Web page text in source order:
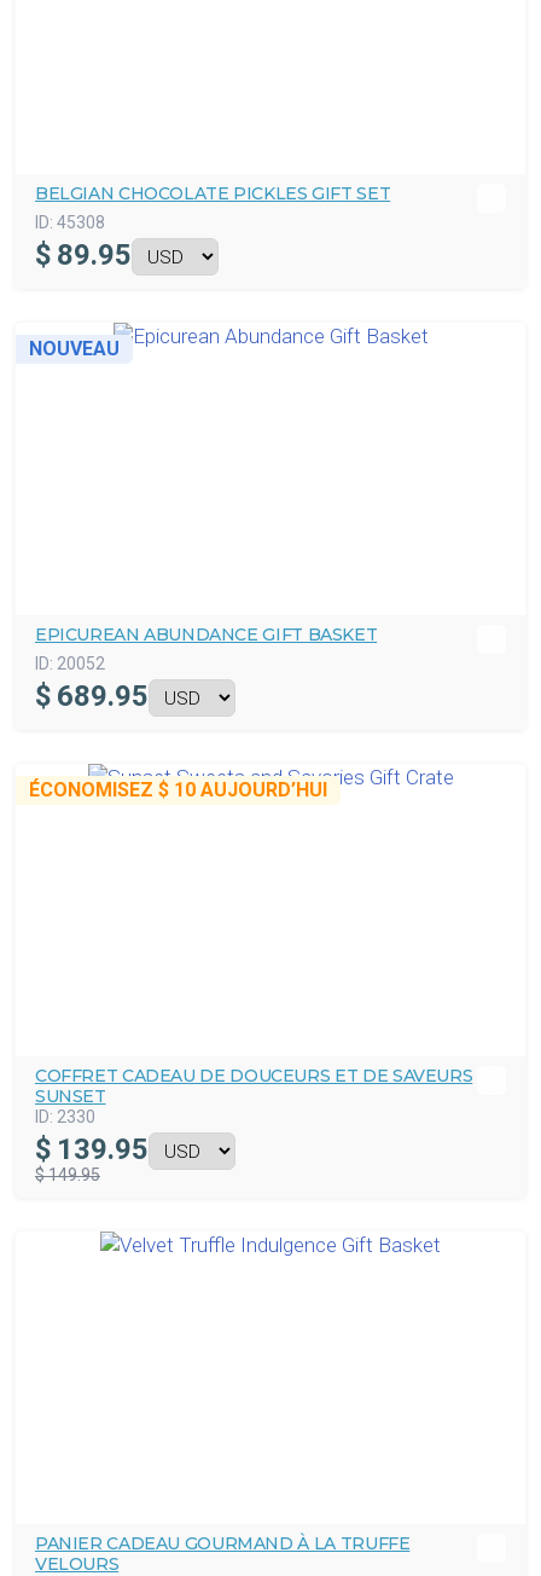
BELGIAN CHOCOLATE PICKLES GIFT SET
ID: 45308
$ 89.95
NOUVEAU
EPICUREAN ABUNDANCE GIFT BASKET
ID: 20052
$ 689.95
ÉCONOMISEZ $ 10 AUJOURD’HUI
COFFRET CADEAU DE DOUCEURS ET DE SAVEURS
SUNSET
ID: 2330
$ 139.95
$ 149.95
PANIER CADEAU GOURMAND À LA TRUFFE
VELOURS